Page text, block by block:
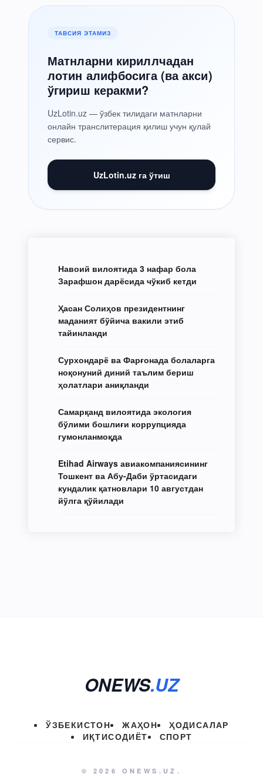
ТАВСИЯ ЭТАМИЗ
Матнларни кириллчадан
лотин алифбосига (ва акси)
ўгириш керакми?
UzLotin.uz — ўзбек тилидаги матнларни
онлайн транслитерация қилиш учун қулай
сервис.
UzLotin.uz га ўтиш
Навоий вилоятида 3 нафар бола
Зарафшон дарёсида чўкиб кетди
Ҳасан Солиҳов президентнинг
маданият бўйича вакили этиб
тайинланди
Сурхондарё ва Фарғонада болаларга
ноқонуний диний таълим бериш
ҳолатлари аниқланди
Самарқанд вилоятида экология
бўлими бошлиғи коррупцияда
гумонланмоқда
Etihad Airways авиакомпаниясининг
Тошкент ва Абу-Даби ўртасидаги
кундалик қатновлари 10 августдан
йўлга қўйилади
ONEWS.UZ
ЎЗБЕКИСТОН ЖАҲОН
ҲОДИСАЛАР
ИҚТИСОДИЁТ
СПОРТ
© 2026 ONEWS.UZ.